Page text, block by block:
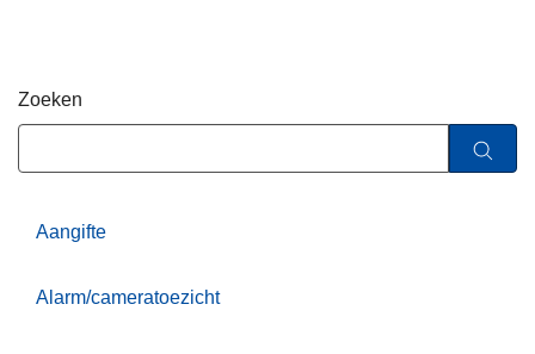
Zoeken
Aangifte
Alarm/cameratoezicht